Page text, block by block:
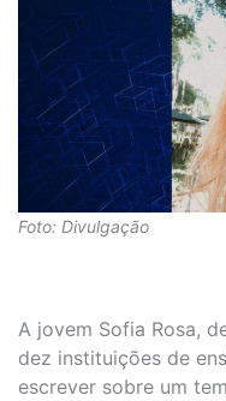
Foto: Divulgação
A jovem Sofia Rosa,
dez instituições de
escrever sobre um